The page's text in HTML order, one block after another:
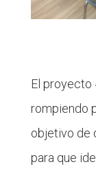
El proyecto
rompiendo
objetivo de
para que